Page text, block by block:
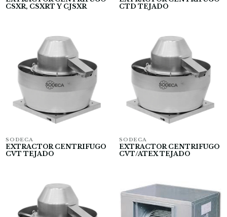
CSXR, CSXRT Y CJSXR
CTD TEJADO
SODECA
EXTRACTOR CENTRIFUGO
CVT TEJADO
SODECA
EXTRACTOR CENTRIFUGO
CVT/ATEX TEJADO